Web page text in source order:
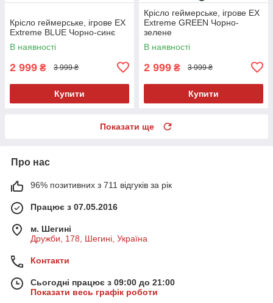
Крісло геймерське, ігрове EX
Extreme BLUE Чорно-синє
В наявності
2 999 ₴ 3 999 ₴
Купити
Крісло геймерське, ігрове EX
Extreme GREEN Чорно-
зелене
В наявності
2 999 ₴ 3 999 ₴
Купити
Показати ще
Про нас
96% позитивних з 711 відгуків за рік
Працює з 07.05.2016
м. Шегині
Дружби, 178, Шегині, Україна
Контакти
Сьогодні працює з 09:00 до 21:00
Показати весь графік роботи